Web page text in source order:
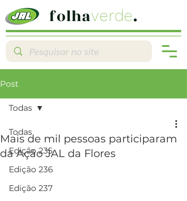
folhaverde.
Post
Todas
Edição 235
Edição 236
Edição 237
Todas
Mais de mil pessoas participaram
da Ação JAL da Flores